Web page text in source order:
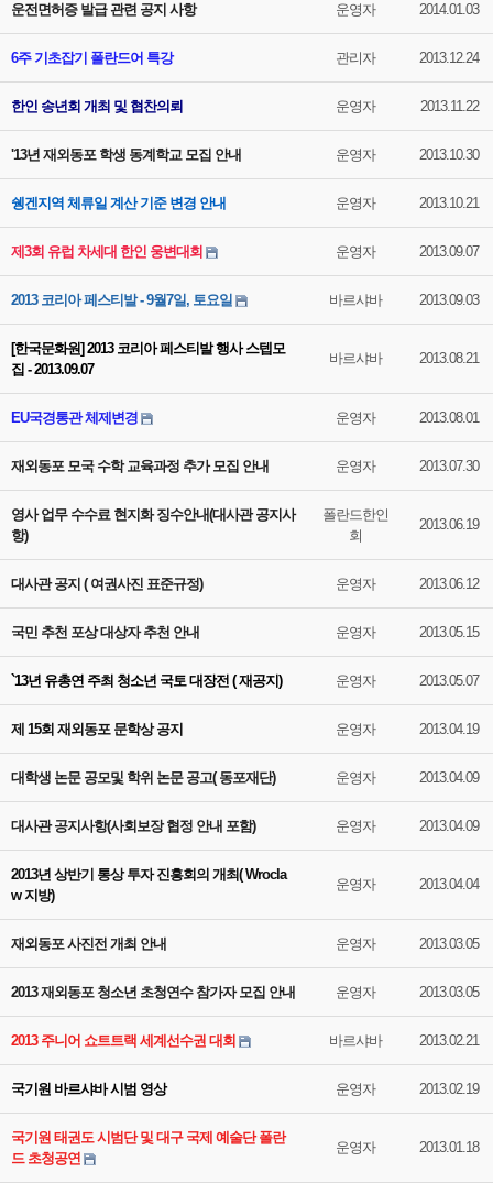
운전면허증 발급 관련 공지 사항 운영자 2014.01.03
6주 기초잡기 폴란드어 특강 관리자 2013.12.24
한인 송년회 개최 및 협찬의뢰 운영자 2013.11.22
'13년 재외동포 학생 동계학교 모집 안내 운영자 2013.10.30
쉥겐지역 체류일 계산 기준 변경 안내 운영자 2013.10.21
제3회 유럽 차세대 한인 웅변대회 운영자 2013.09.07
2013 코리아 페스티발 - 9월7일, 토요일 바르샤바 2013.09.03
[한국문화원] 2013 코리아 페스티발 행사 스텝모
집 - 2013.09.07
바르샤바 2013.08.21
EU국경통관 체제변경 운영자 2013.08.01
재외동포 모국 수학 교육과정 추가 모집 안내 운영자 2013.07.30
영사 업무 수수료 현지화 징수안내(대사관 공지사
항)
폴란드한인
회
2013.06.19
대사관 공지 ( 여권사진 표준규정) 운영자 2013.06.12
국민 추천 포상 대상자 추천 안내 운영자 2013.05.15
`13년 유총연 주최 청소년 국토 대장전 ( 재공지) 운영자 2013.05.07
제 15회 재외동포 문학상 공지 운영자 2013.04.19
대학생 논문 공모및 학위 논문 공고( 동포재단) 운영자 2013.04.09
대사관 공지사항(사회보장 협정 안내 포함) 운영자 2013.04.09
2013년 상반기 통상 투자 진흥회의 개최( Wrocla
w 지방)
운영자 2013.04.04
재외동포 사진전 개최 안내 운영자 2013.03.05
2013 재외동포 청소년 초청연수 참가자 모집 안내 운영자 2013.03.05
2013 주니어 쇼트트랙 세계선수권 대회 바르샤바 2013.02.21
국기원 바르샤바 시범 영상 운영자 2013.02.19
국기원 태권도 시범단 및 대구 국제 예술단 폴란
드 초청공연
운영자 2013.01.18